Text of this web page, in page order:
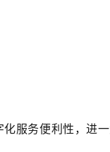
服务便利性，进